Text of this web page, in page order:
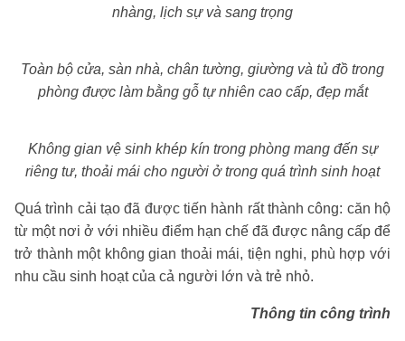
nhàng, lịch sự và sang trọng
Toàn bộ cửa, sàn nhà, chân tường, giường và tủ đồ trong
phòng được làm bằng gỗ tự nhiên cao cấp, đẹp mắt
Không gian vệ sinh khép kín trong phòng mang đến sự
riêng tư, thoải mái cho người ở trong quá trình sinh hoạt
Quá trình cải tạo đã được tiến hành rất thành công: căn hộ
từ một nơi ở với nhiều điểm hạn chế đã được nâng cấp để
trở thành một không gian thoải mái, tiện nghi, phù hợp với
nhu cầu sinh hoạt của cả người lớn và trẻ nhỏ.
Thông tin công trình